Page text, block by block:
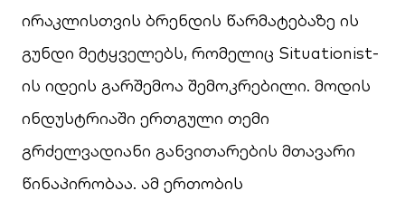
ირაკლისთვის ბრენდის წარმატებაზე ის
გუნდი მეტყველებს, რომელიც Situationist-
ის იდეის გარშემოა შემოკრებილი. მოდის
ინდუსტრიაში ერთგული თემი
გრძელვადიანი განვითარების მთავარი
წინაპირობაა. ამ ერთობის